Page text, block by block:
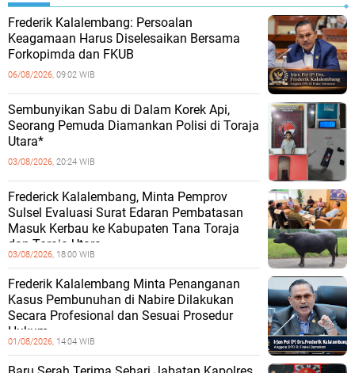
Frederik Kalalembang: Persoalan
Keagamaan Harus Diselesaikan Bersama
Forkopimda dan FKUB
06/08/2026, 09:02 WIB
Sembunyikan Sabu di Dalam Korek Api,
Seorang Pemuda Diamankan Polisi di Toraja
Utara*
03/08/2026, 20:24 WIB
Frederick Kalalembang, Minta Pemprov
Sulsel Evaluasi Surat Edaran Pembatasan
Masuk Kerbau ke Kabupaten Tana Toraja
dan Toraja Utara
03/08/2026, 18:00 WIB
Frederik Kalalembang Minta Penanganan
Kasus Pembunuhan di Nabire Dilakukan
Secara Profesional dan Sesuai Prosedur
Hukum
01/08/2026, 14:04 WIB